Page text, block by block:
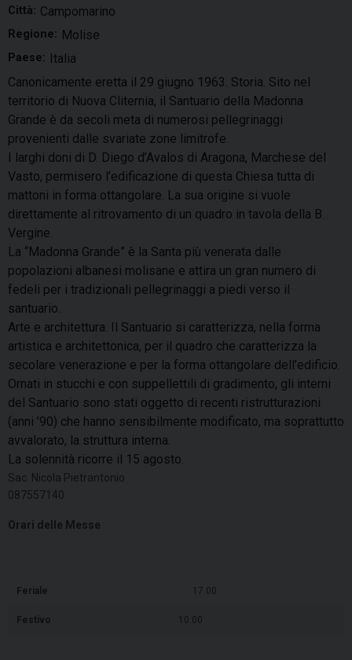
Città: Campomarino
Regione: Molise
Paese:
Italia
Canonicamente eretta il 29 giugno 1963. Storia. Sito nel
territorio di Nuova Cliternia, il Santuario della Madonna
Grande è da secoli meta di numerosi pellegrinaggi
provenienti dalle svariate zone limitrofe.
I larghi doni di D. Diego d’Avalos di Aragona, Marchese del
Vasto, permisero l’edificazione di questa Chiesa tutta di
mattoni in forma ottangolare. La sua origine si vuole
direttamente al ritrovamento di un quadro in tavola della B.
Vergine.
La “Madonna Grande” è la Santa più venerata dalle
popolazioni albanesi molisane e attira un gran numero di
fedeli per i tradizionali pellegrinaggi a piedi verso il
santuario.
Arte e architettura. Il Santuario si caratterizza, nella forma
artistica e architettonica, per il quadro che caratterizza la
secolare venerazione e per la forma ottangolare dell’edificio.
Ornati in stucchi e con suppellettili di gradimento, gli interni
del Santuario sono stati oggetto di recenti ristrutturazioni
(anni ’90) che hanno sensibilmente modificato, ma soprattutto
avvalorato, la struttura interna.
La solennità ricorre il 15 agosto.
Sac. Nicola Pietrantonio
087557140
Orari delle Messe
Feriale 17.00
Festivo 10.00